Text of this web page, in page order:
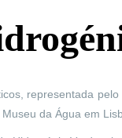
representada
da Água em